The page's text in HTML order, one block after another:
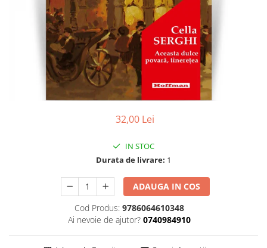
Contemporana
Universala
Non-fictiune
Publicistica, Reportaje, Interviuri
Sociologie si filozofie
32,00 Lei
IN STOC
Durata de livrare: 1
ADAUGA IN COS
Cod Produs: 9786064610348
Ai nevoie de ajutor? 0740984910